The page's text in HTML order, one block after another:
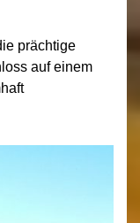
prächtige
auf einem